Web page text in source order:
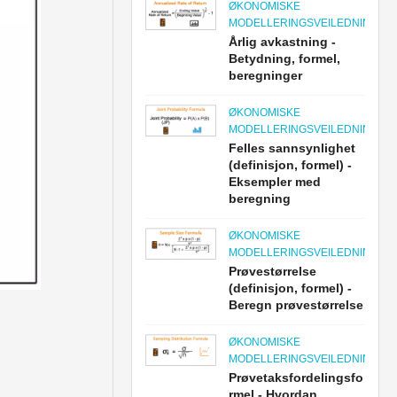
ØKONOMISKE
MODELLERINGSVEILEDNINGER
Årlig avkastning -
Betydning, formel,
beregninger
ØKONOMISKE
MODELLERINGSVEILEDNINGER
Felles sannsynlighet
(definisjon, formel) -
Eksempler med
beregning
ØKONOMISKE
MODELLERINGSVEILEDNINGER
Prøvestørrelse
(definisjon, formel) -
Beregn prøvestørrelse
ØKONOMISKE
MODELLERINGSVEILEDNINGER
Prøvetaksfordelingsfo